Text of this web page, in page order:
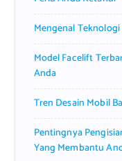
Mengenal
Model Facelift
Anda
Tren Desain Mobil
Pentingnya
Yang Membantu